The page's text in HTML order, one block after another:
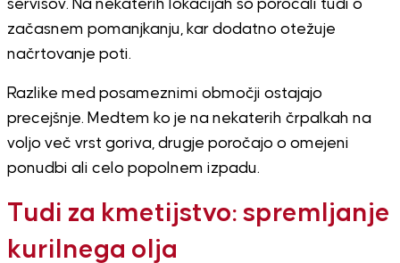
servisov. Na nekaterih lokacijah so poročali tudi o
začasnem pomanjkanju, kar dodatno otežuje
načrtovanje poti.
Razlike med posameznimi območji ostajajo
precejšnje. Medtem ko je na nekaterih črpalkah na
voljo več vrst goriva, drugje poročajo o omejeni
ponudbi ali celo popolnem izpadu.
Tudi za kmetijstvo: spremljanje
kurilnega olja